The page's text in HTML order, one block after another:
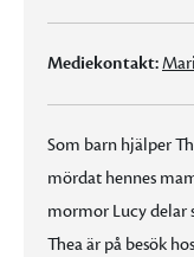
Mediekontakt:
Som barn hjälper
mördat hennes
mormor Lucy delar
Thea är på besök